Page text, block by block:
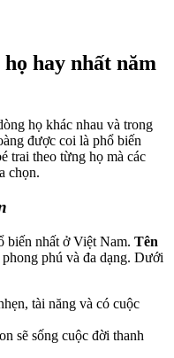
hay nhất năm
họ khác nhau và trong
được coi là phổ biến
trai theo từng họ mà các
chọn.
biến nhất ở Việt Nam. Tên
phú và đa dạng. Dưới
tài năng và có cuộc
sẽ sống cuộc đời thanh